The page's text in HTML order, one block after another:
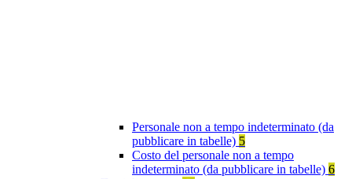
Personale non a tempo indeterminato (da
pubblicare in tabelle) 5
Costo del personale non a tempo
indeterminato (da pubblicare in tabelle) 6